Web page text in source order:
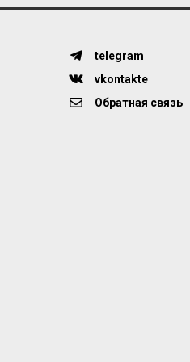
telegram
vkontakte
Обратная связь